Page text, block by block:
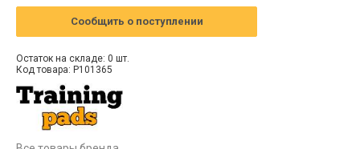
Сообщить о поступлении
Остаток на складе: 0 шт.
Код товара: P101365